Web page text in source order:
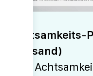
Achtsamkeits-
(Versand)
Plus